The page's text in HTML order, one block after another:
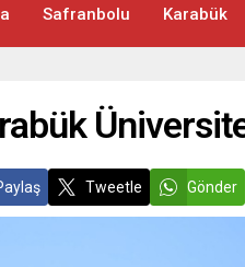
Safranbolu Karabük
Tweetle Gönder